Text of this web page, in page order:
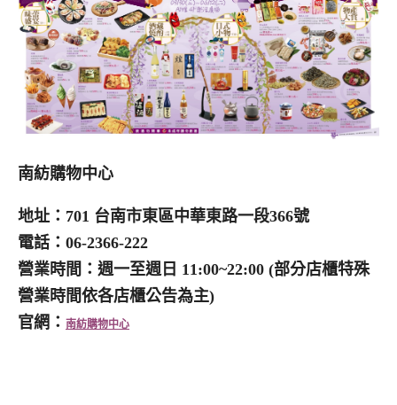
南紡購物中心
地址：701 台南市東區中華東路一段366號
電話：06-2366-222
營業時間：週一至週日 11:00~22:00 (部分店櫃特殊
營業時間依各店櫃公告為主)
官網： 南紡購物中心